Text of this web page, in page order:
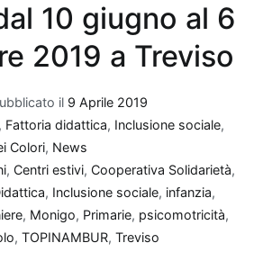
10 giugno al 6
2019 a Treviso
il 9 Aprile 2019
, Fattoria didattica, Inclusione sociale,
Colori, News
, Centri estivi, Cooperativa Solidarietà,
, Inclusione sociale, infanzia,
, Monigo, Primarie, psicomotricità,
, TOPINAMBUR, Treviso